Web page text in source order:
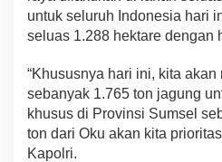
untuk seluruh Indonesia hari
seluas 1.288 hektare dengan
“Khususnya hari ini, kita akan
sebanyak 1.765 ton jagung
khusus di Provinsi Sumsel
ton dari Oku akan kita
Kapolri.